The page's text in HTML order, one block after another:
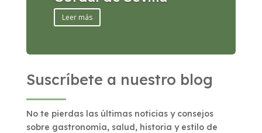
Leer más
Suscríbete a nuestro blog
No te pierdas las últimas noticias y consejos
sobre gastronomía, salud, historia y estilo de